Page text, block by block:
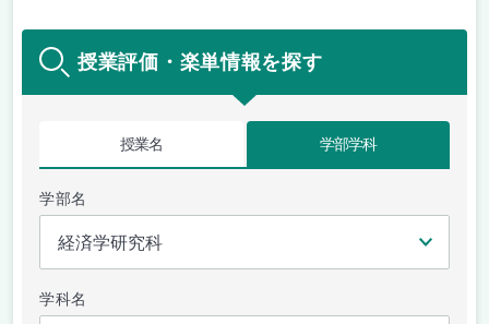
授業評価・楽単情報を探す
授業名 学部学科
学部名
学科名